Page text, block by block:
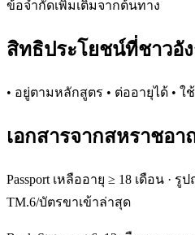
ข้อจำกัดเพิ่มเติมจากต้นทาง
สิทธิประโยชน์ที่ชาวอั
• อยู่ตามหลักสูตร • ต่ออายุได้ •
เอกสารจากสหราชอ
Passport เหลืออายุ ≥ 18 เดือน ·
TM.6/บัตรขาเข้าล่าสุด